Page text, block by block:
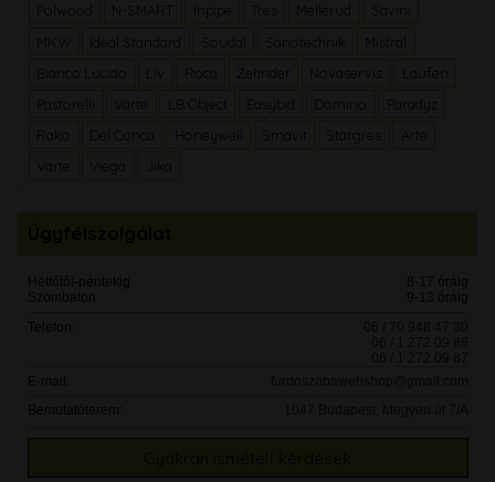
N-SMART Inpipe Tres Mellerud
MKW
Ideal Standard Sanotechnik
Mistral
Bianco Lucido
Zehnder Novaservis
Laufen
Pastorelli
Varte LB Object
Del Conca Honeywell Smavit Stargres
Arte
Varte
Viega
Hétfőtől-péntekig
8-17 óráig
Szombaton
9-13 óráig
Telefon:
06 / 70 948 47 30
06 / 1 272 09 86
06 / 1 272 09 87
E-mail:
furdoszobawebshop@gmail.com
Bemutatóterem:
1047 Budapest, Megyeri út 7/A